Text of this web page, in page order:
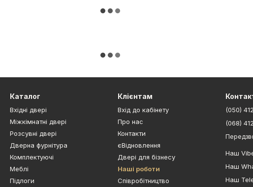
Каталог
Вхідні двері
Міжкімнатні двері
Розсувні двері
Дверна фурнітура
Комплектуючі
Меблі
Підлоги
Клієнтам
Вхід до кабінету
Про нас
Контакти
єВідновлення
Двері для бізнесу
Наші роботи
Cпівробітництво
(050)
(068)
Наш
Наш
Наш